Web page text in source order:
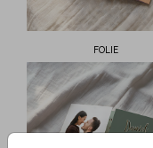
FOLIE